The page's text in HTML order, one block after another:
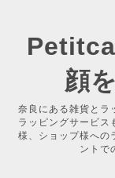
顔
奈良にある雑貨とラ
ラッピングサービス
様、ショップ様への
ントで